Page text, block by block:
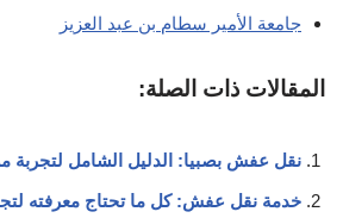
جامعة الأمير سطام بن عبد العزيز
المقالات ذات الصلة:
نقل عفش بصبيا: الدليل الشامل لتجربة
خدمة نقل عفش: كل ما تحتاج معرفته